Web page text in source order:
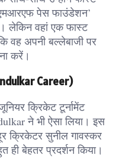
पेस फाउंडेशन’
लेकिन वहां एक फास्ट
वह अपनी बल्लेबाजी पर
करें।
Career)
क्रिकेट टूर्नामेंट
ने भी ऐसा लिया। इस
क्रिकेटर सुनील गावस्कर
बेहतर प्रदर्शन किया।